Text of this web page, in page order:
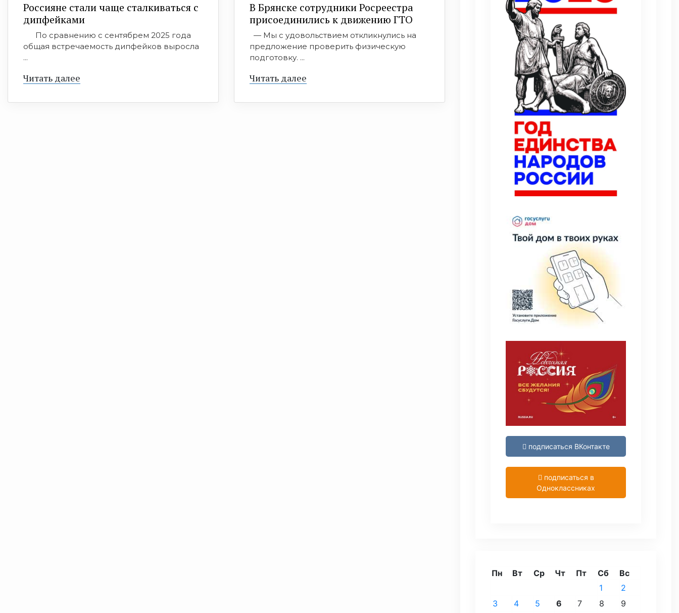
Россияне стали чаще сталкиваться с
дипфейками
По сравнению с сентябрем 2025 года
общая встречаемость дипфейков выросла
...
Читать далее
В Брянске сотрудники Росреестра
присоединились к движению ГТО
— Мы с удовольствием откликнулись на
предложение проверить физическую
подготовку. ...
Читать далее
подписаться ВКонтакте
подписаться в
Одноклассниках
Пн Вт Ср Чт Пт Сб Вс
1
2
3
4 5 6 7 8
9